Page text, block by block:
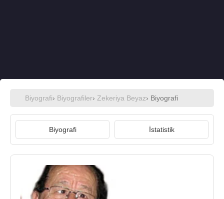
Biyografi› Biyografiler› Zekeriya Beyaz› Biyografi
Biyografi İstatistik